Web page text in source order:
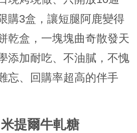
購3盒，讓短腿阿鹿變得
乾盒，一塊塊曲奇散發天
添加耐吃、不油膩，不愧
忘、回購率超高的伴手
提爾牛軋糖